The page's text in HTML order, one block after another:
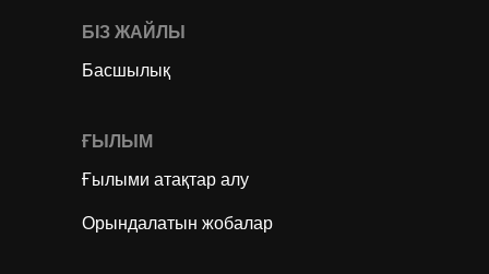
БІЗ ЖАЙЛЫ
ҒЫЛЫМ
Басшылық
Ғылыми атақтар алу
Орындалатын жобалар